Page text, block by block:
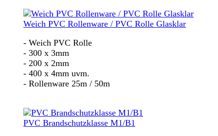
Weich PVC Rollenware / PVC Rolle Glasklar
- Weich PVC Rolle
- 300 x 3mm
- 200 x 2mm
- 400 x 4mm uvm.
- Rollenware 25m / 50m
PVC Brandschutzklasse M1/B1